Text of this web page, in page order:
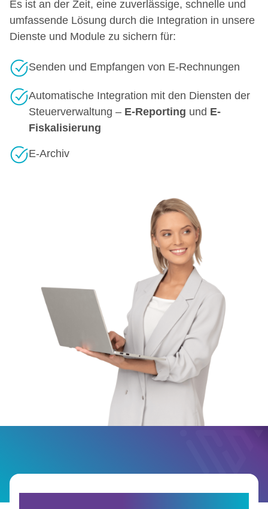
Es ist an der Zeit, eine zuverlässige, schnelle und
umfassende Lösung durch die Integration in unsere
Dienste und Module zu sichern für:
Senden und Empfangen von E-Rechnungen
Automatische Integration mit den Diensten der
Steuerverwaltung – E-Reporting und E-
Fiskalisierung
E-Archiv